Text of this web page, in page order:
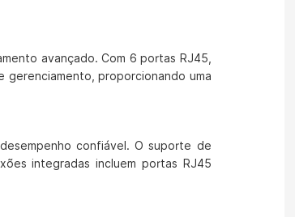
avançado. Com 6 portas RJ45,
proporcionando uma
confiável. O suporte de
integradas incluem portas RJ45